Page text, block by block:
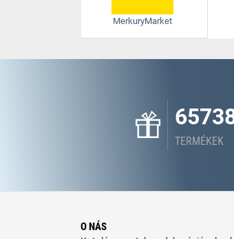
MerkuryMarket
TERMÉKEK
O NÁS